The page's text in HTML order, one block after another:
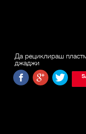
Да рециклираш
джаджи